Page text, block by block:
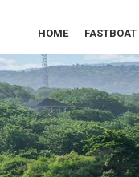
HOME FASTBOAT